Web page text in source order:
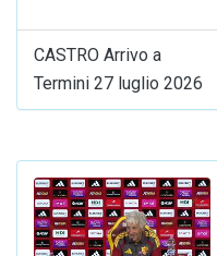
CASTRO Arrivo a
Termini 27 luglio 2026